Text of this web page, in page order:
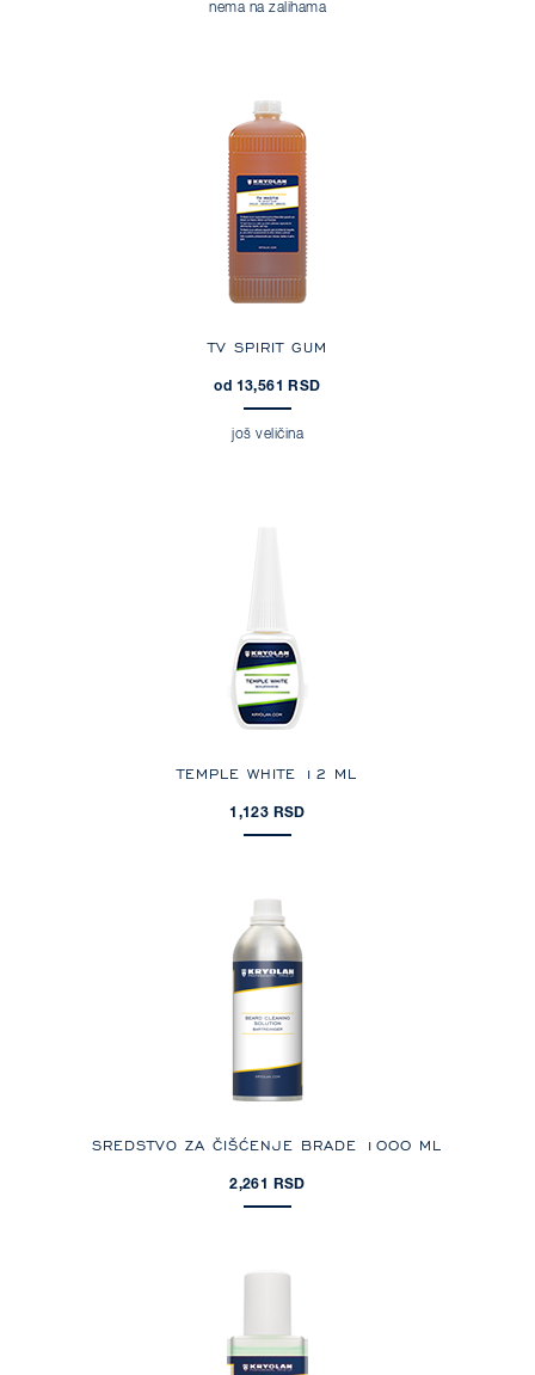
nema na zalihama
TV SPIRIT GUM
od 13,561 RSD
još veličina
TEMPLE WHITE 12 ML
1,123 RSD
SREDSTVO ZA ČIŠĆENJE BRADE 1000 ML
2,261 RSD